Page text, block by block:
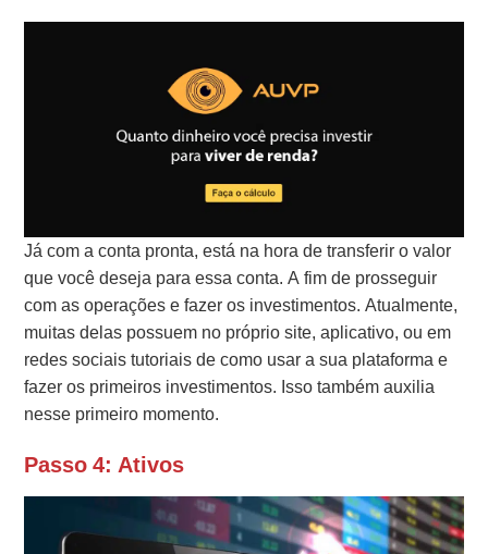
Já com a conta pronta, está na hora de transferir o valor
que você deseja para essa conta. A fim de prosseguir
com as operações e fazer os investimentos. Atualmente,
muitas delas possuem no próprio site, aplicativo, ou em
redes sociais tutoriais de como usar a sua plataforma e
fazer os primeiros investimentos. Isso também auxilia
nesse primeiro momento.
Passo 4: Ativos